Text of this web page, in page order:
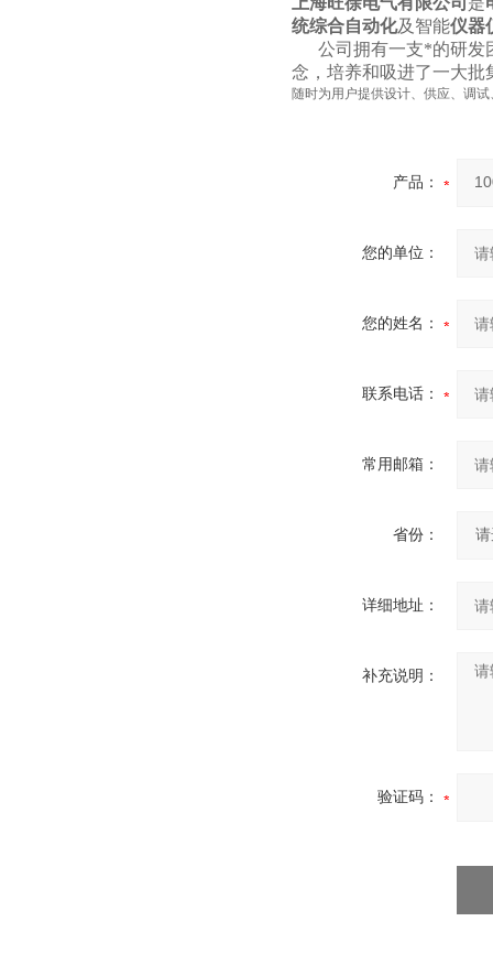
统综合自动化及智能仪器
公司拥有一支*的研发
念，培养和吸进了一大批
随时为用户提供设计、供应、调
产品：
您的单位：
您的姓名：
联系电话：
常用邮箱：
省份：
详细地址：
补充说明：
验证码：